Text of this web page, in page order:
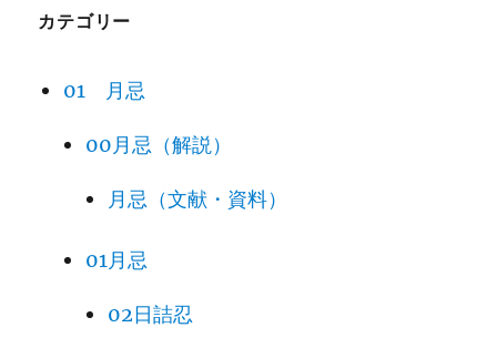
カテゴリー
01 月忌
00月忌（解説）
月忌（文献・資料）
01月忌
02日詰忍